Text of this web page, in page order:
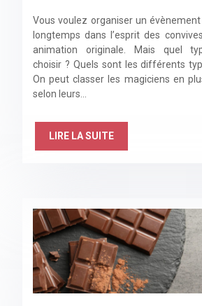
Vous voulez organiser un
longtemps dans l’esprit des
animation originale. Mais quel
choisir ? Quels sont les différents
On peut classer les magiciens en
selon leurs…
LIRE LA SUITE